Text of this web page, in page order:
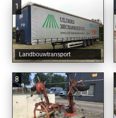
1
Landbouwtransport
8